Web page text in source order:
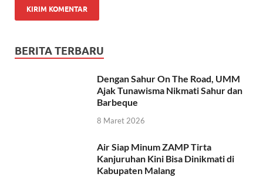
BERITA TERBARU
Dengan Sahur On The Road, UMM
Ajak Tunawisma Nikmati Sahur dan
Barbeque
8 Maret 2026
Air Siap Minum ZAMP Tirta
Kanjuruhan Kini Bisa Dinikmati di
Kabupaten Malang